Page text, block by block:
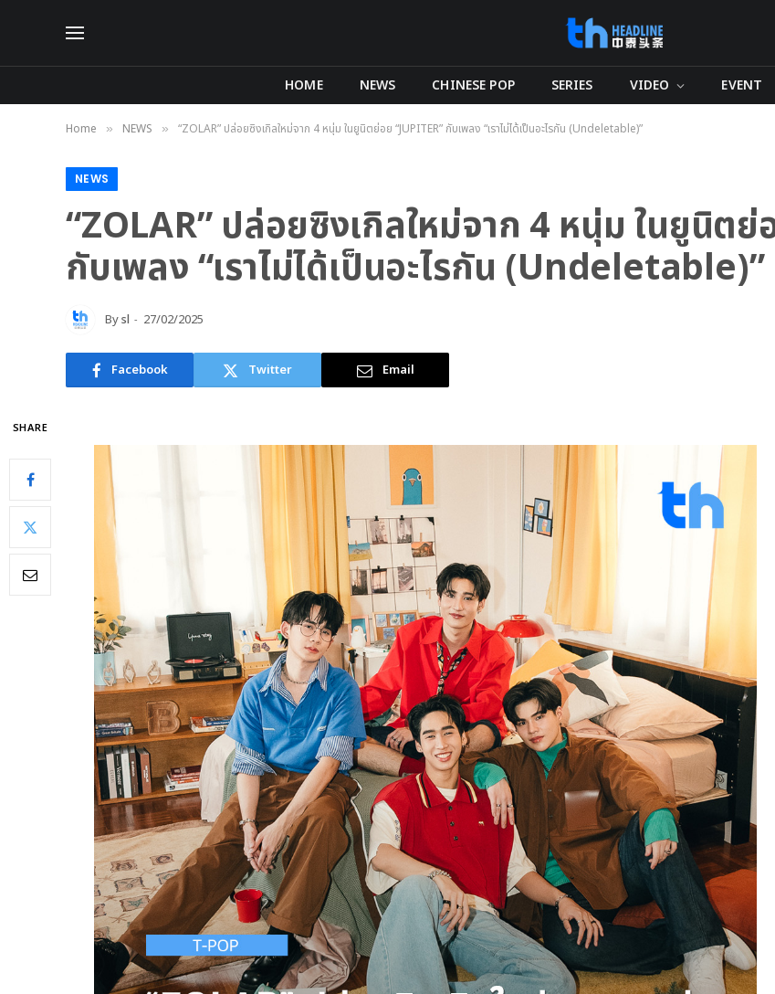
HOME NEWS CHINESE POP SERIES VIDEO EVENT
Home » NEWS » “ZOLAR” ปล่อยซิงเกิลใหม่จาก 4 หนุ่ม ในยูนิตย่อย “JUPITER” กับเพลง “เราไม่ได้เป็นอะไรกัน (Undeletable)”
NEWS
“ZOLAR” ปล่อยซิงเกิลใหม่จาก 4 หนุ่ม ในยูนิตย่
กับเพลง “เราไม่ได้เป็นอะไรกัน (Undeletable)”
Bysl 27/02/2025
Facebook Twitter Email
SHARE